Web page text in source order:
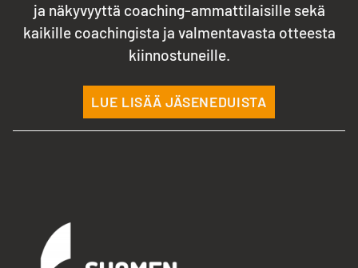
ja näkyvyyttä coaching-ammattilaisille sekä
kaikille coachingista ja valmentavasta otteesta
kiinnostuneille.
LUE LISÄÄ JÄSENEDUISTA